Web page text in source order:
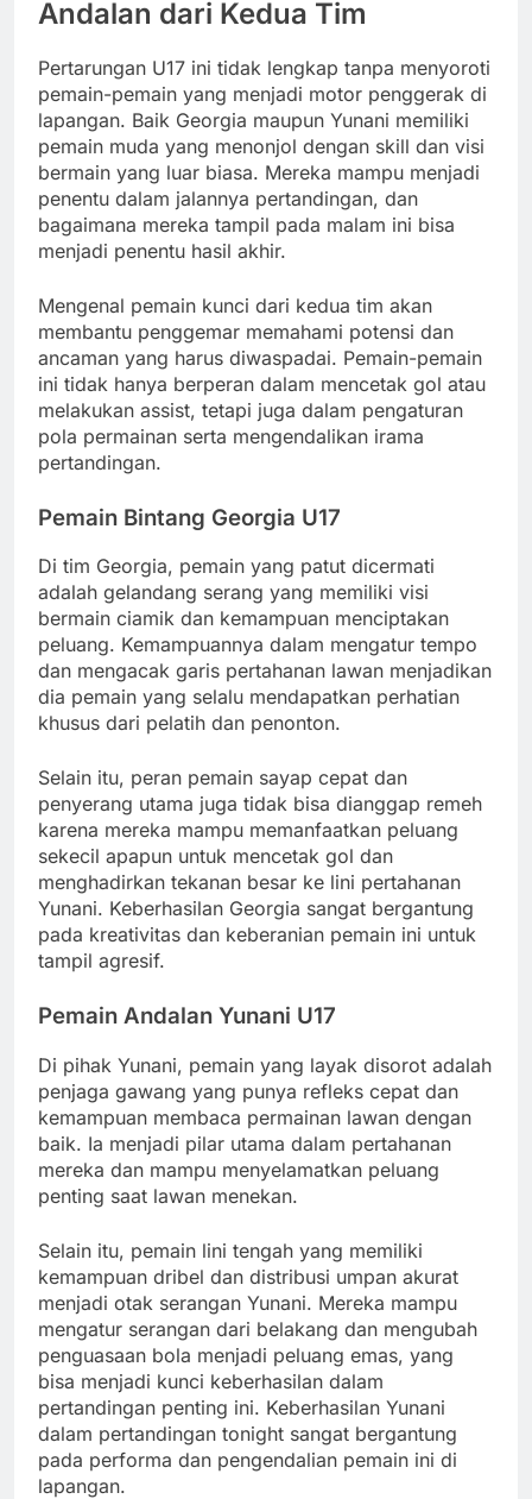
Andalan dari Kedua Tim
Pertarungan U17 ini tidak lengkap tanpa menyoroti
pemain-pemain yang menjadi motor penggerak di
lapangan. Baik Georgia maupun Yunani memiliki
pemain muda yang menonjol dengan skill dan visi
bermain yang luar biasa. Mereka mampu menjadi
penentu dalam jalannya pertandingan, dan
bagaimana mereka tampil pada malam ini bisa
menjadi penentu hasil akhir.
Mengenal pemain kunci dari kedua tim akan
membantu penggemar memahami potensi dan
ancaman yang harus diwaspadai. Pemain-pemain
ini tidak hanya berperan dalam mencetak gol atau
melakukan assist, tetapi juga dalam pengaturan
pola permainan serta mengendalikan irama
pertandingan.
Pemain Bintang Georgia U17
Di tim Georgia, pemain yang patut dicermati
adalah gelandang serang yang memiliki visi
bermain ciamik dan kemampuan menciptakan
peluang. Kemampuannya dalam mengatur tempo
dan mengacak garis pertahanan lawan menjadikan
dia pemain yang selalu mendapatkan perhatian
khusus dari pelatih dan penonton.
Selain itu, peran pemain sayap cepat dan
penyerang utama juga tidak bisa dianggap remeh
karena mereka mampu memanfaatkan peluang
sekecil apapun untuk mencetak gol dan
menghadirkan tekanan besar ke lini pertahanan
Yunani. Keberhasilan Georgia sangat bergantung
pada kreativitas dan keberanian pemain ini untuk
tampil agresif.
Pemain Andalan Yunani U17
Di pihak Yunani, pemain yang layak disorot adalah
penjaga gawang yang punya refleks cepat dan
kemampuan membaca permainan lawan dengan
baik. Ia menjadi pilar utama dalam pertahanan
mereka dan mampu menyelamatkan peluang
penting saat lawan menekan.
Selain itu, pemain lini tengah yang memiliki
kemampuan dribel dan distribusi umpan akurat
menjadi otak serangan Yunani. Mereka mampu
mengatur serangan dari belakang dan mengubah
penguasaan bola menjadi peluang emas, yang
bisa menjadi kunci keberhasilan dalam
pertandingan penting ini. Keberhasilan Yunani
dalam pertandingan tonight sangat bergantung
pada performa dan pengendalian pemain ini di
lapangan.